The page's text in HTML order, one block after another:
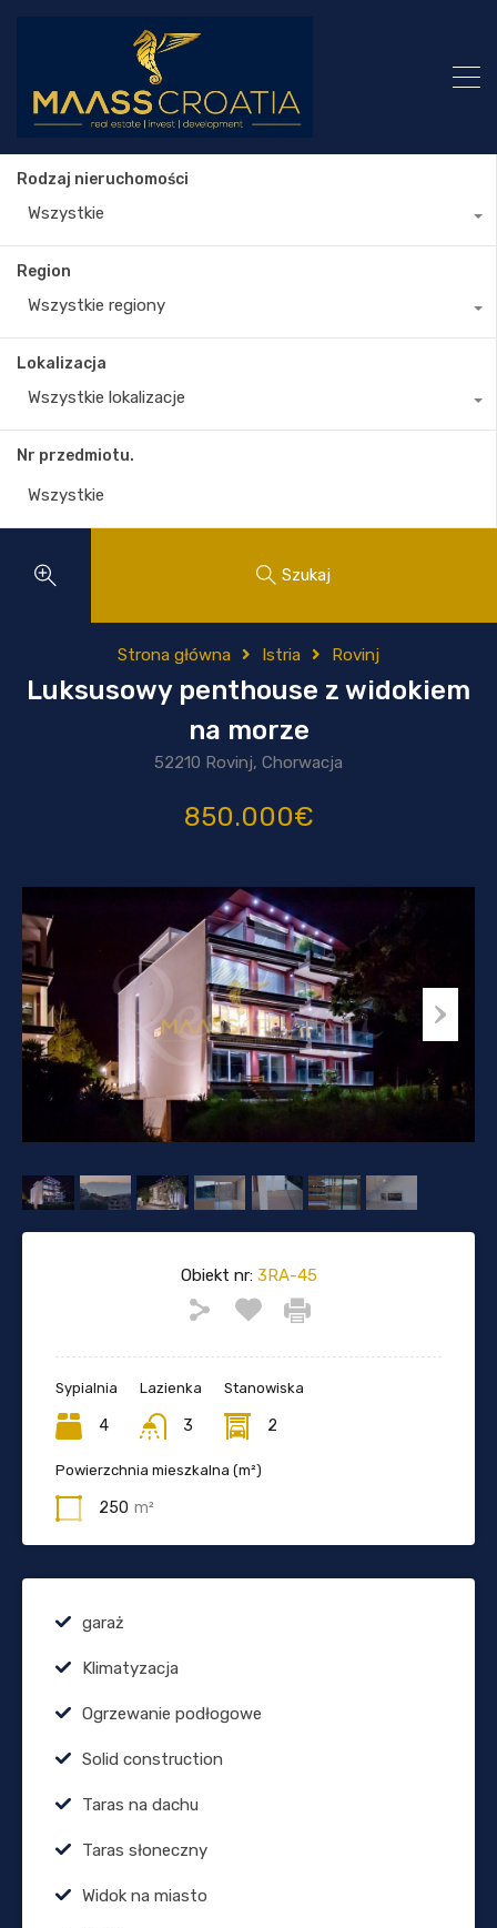
Rodzaj nieruchomości
Wszystkie
Region
Wszystkie regiony
Lokalizacja
Wszystkie lokalizacje
Nr przedmiotu.
Szukaj
Strona główna Istria Rovinj
Luksusowy penthouse z widokiem
na morze
52210 Rovinj, Chorwacja
850.000€
Obiekt nr:3RA-45
Sypialnia
4
Lazienka
3
Stanowiska
2
Powierzchnia mieszkalna (m²)
250 m²
garaż
Klimatyzacja
Ogrzewanie podłogowe
Solid construction
Taras na dachu
Taras słoneczny
Widok na miasto